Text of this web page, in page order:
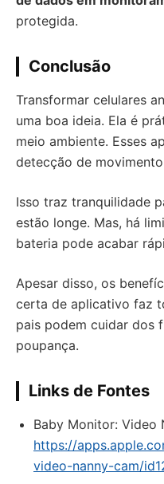
protegida.
Conclusão
Transformar celulares
uma boa ideia. Ela é
meio ambiente. Esses
detecção de
Isso traz tranquilidade
estão longe. Mas, há
bateria pode acabar
Apesar disso, os
certa de aplicativo faz
pais podem cuidar dos
poupança.
Links de Fontes
‎Baby Monitor: Video
https://
video-nanny-cam/